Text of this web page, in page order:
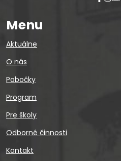
Menu
Aktuálne
O nás
Pobočky
Program
Pre školy
Odborné činnosti
Kontakt